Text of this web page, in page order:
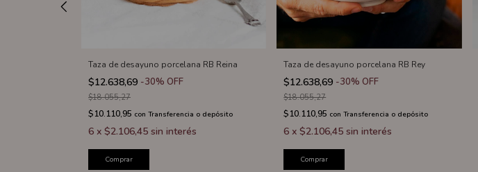
Taza de desayuno porcelana RB Reina
$12.638,69 -30% OFF
$18.055,27
$10.110,95 con Transferencia o depósito
6 x $2.106,45 sin interés
Comprar
Taza de desayuno porcelana RB Rey
$12.638,69 -30%OFF
$18.055,27
$10.110,95 con Transferencia o depósito
6 x$2.106,45 sin interés
Comprar